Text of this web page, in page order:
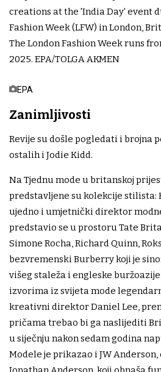
EPA
Zanimljivosti
Revije su došle pogledati i brojna
ostalih i Jodie Kidd.
Na Tjednu mode u britanskoj
predstavljene su kolekcije stilista:
ujedno i umjetnički direktor
predstavio se u prostoru Tate
Simone Rocha, Richard Quinn,
bezvremenski Burberry koji je
višeg staleža i engleske
izvorima iz svijeta mode
kreativni direktor Daniel Lee,
pričama trebao bi ga naslijediti
u siječnju nakon sedam godina
Modele je prikazao i JW